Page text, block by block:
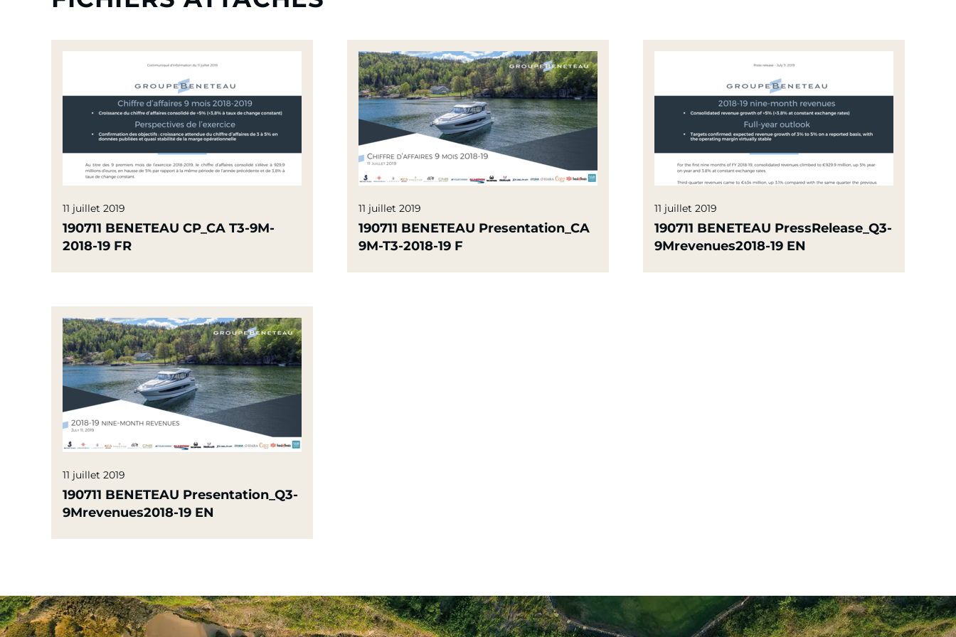
11 juillet 2019
190711 BENETEAU CP_CA T3-9M-
2018-19 FR
11 juillet 2019
190711 BENETEAU Presentation_CA
9M-T3-2018-19 F
11 juillet 2019
190711 BENETEAU PressRelease_Q3-
9Mrevenues2018-19 EN
11 juillet 2019
190711 BENETEAU Presentation_Q3-
9Mrevenues2018-19 EN